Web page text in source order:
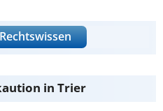
in Trier